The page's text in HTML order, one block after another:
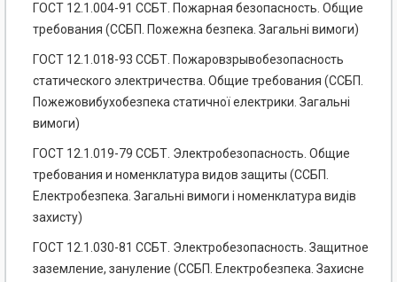
ГОСТ 12.1.004-91 ССБТ. Пожарная безопасность. Общие
требования (ССБП. Пожежна безпека. Загальні вимоги)
ГОСТ 12.1.018-93 ССБТ. Пожаровзрывобезопасность
статического электричества. Общие требования (ССБП.
Пожежовибухобезпека статичної електрики. Загальні
вимоги)
ГОСТ 12.1.019-79 ССБТ. Электробезопасность. Общие
требования и номенклатура видов защиты (ССБП.
Електробезпека. Загальні вимоги і номенклатура видів
захисту)
ГОСТ 12.1.030-81 ССБТ. Электробезопасность. Защитное
заземление, зануление (ССБП. Електробезпека. Захисне